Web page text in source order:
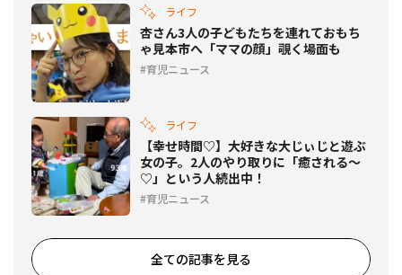
ライフ
杏さん3人の子どもたちを連れておもち
ゃ見本市へ「ママの顔」覗く場面も
育児ニュース
ライフ
【幸せ時間♡】大好きな大じぃじと遊ぶ
女の子。2人のやり取りに「癒される～
♡」という人続出中！
育児ニュース
全ての記事を見る